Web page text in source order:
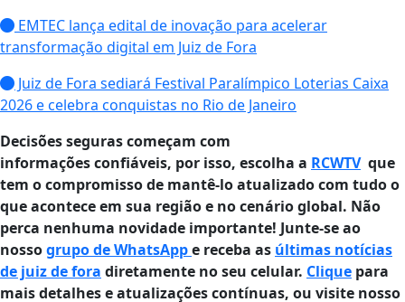
EMTEC lança edital de inovação para acelerar
transformação digital em Juiz de Fora
Juiz de Fora sediará Festival Paralímpico Loterias Caixa
2026 e celebra conquistas no Rio de Janeiro
Decisões seguras começam com
informações confiáveis, por isso, escolha a RCWTVque
tem o compromisso de mantê-lo atualizado com tudo o
que acontece em sua região e no cenário global. Não
perca nenhuma novidade importante! Junte-se ao
nossogrupo de WhatsAppe receba as últimas notícias
de juiz de fora diretamente no seu celular. Clique para
mais detalhes e atualizações contínuas, ou visite nosso